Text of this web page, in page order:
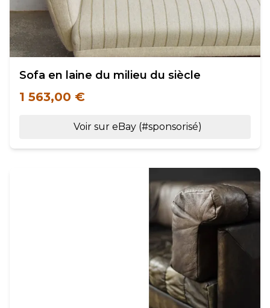
Sofa en laine du milieu du siècle
1 563,00 €
Voir sur eBay (#sponsorisé)